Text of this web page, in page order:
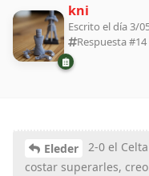
kni
Escrito el día 3/
Respuesta #14
Eleder
2-0 el
costar superarles,